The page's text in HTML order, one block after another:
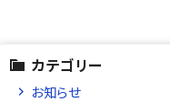
カテゴリー
お知らせ